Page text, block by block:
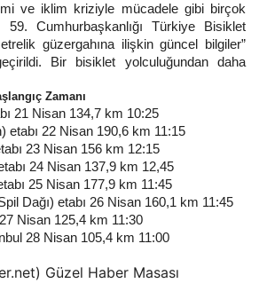
ve iklim kriziyle mücadele gibi birçok
Cumhurbaşkanlığı Türkiye Bisiklet
güzergahına ilişkin güncel bilgiler”
Bir bisiklet yolculuğundan daha
​​Zamanı
21 Nisan 134,7 km 10:25
etabı 22 Nisan 190,6 km 11:15
23 Nisan 156 km 12:15
24 Nisan 137,9 km 12,45
25 Nisan 177,9 km 11:45
Dağı) etabı 26 Nisan 160,1 km 11:45
Nisan 125,4 km 11:30
28 Nisan 105,4 km 11:00
Güzel Haber Masası